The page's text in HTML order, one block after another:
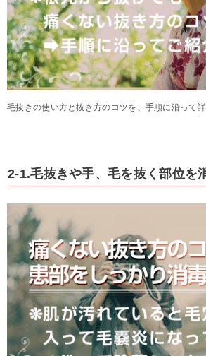
毛抜きの使い方と抜き方のコツを、手順に沿って詳
2-1.毛抜きや手、毛を抜く部位を